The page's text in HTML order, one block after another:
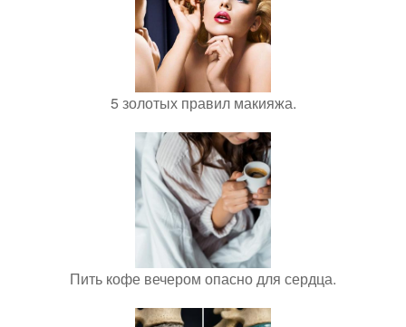
5 золотых правил макияжа.
Пить кофе вечером опасно для сердца.